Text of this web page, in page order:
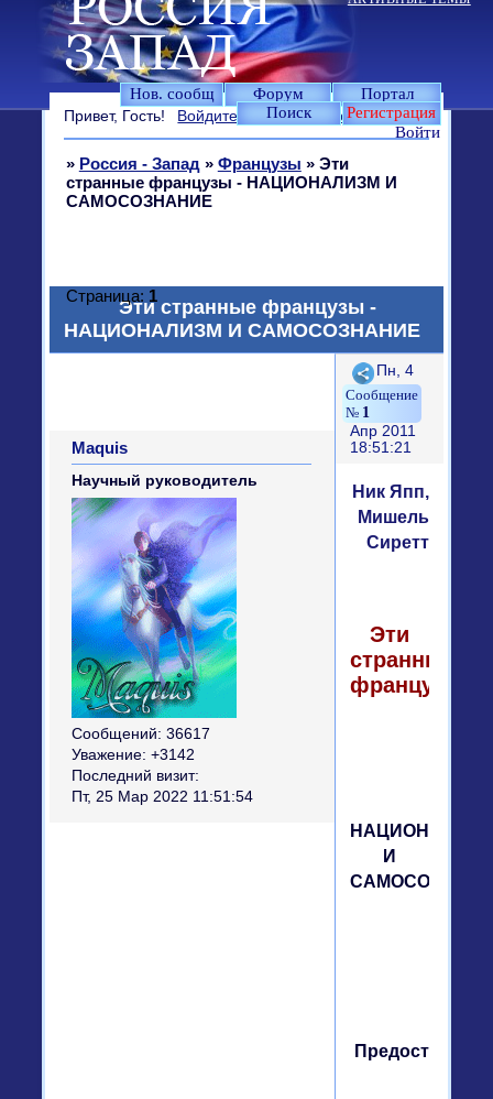
Нов. сообщ Форум
Портал
Поиск
Регистрация
Войти
Привет, Гость! Войдите илизарегистрируйтесь.
» Россия - Запад » Французы » Эти
странные французы - НАЦИОНАЛИЗМ И
САМОСОЗНАНИЕ
Эти странные французы -
НАЦИОНАЛИЗМ И САМОСОЗНАНИЕ
Страница: 1
Поделиться
1
Пн, 4
Апр 2011
18:51:21
Maquis
Научный руководитель
Сообщений: 36617
Уважение: +3142
Последний визит:
Пт, 25 Мар 2022 11:51:54
Ник Япп,
Мишель
Сиретт
Эти
странные
французы
НАЦИОНАЛИЗМ
И